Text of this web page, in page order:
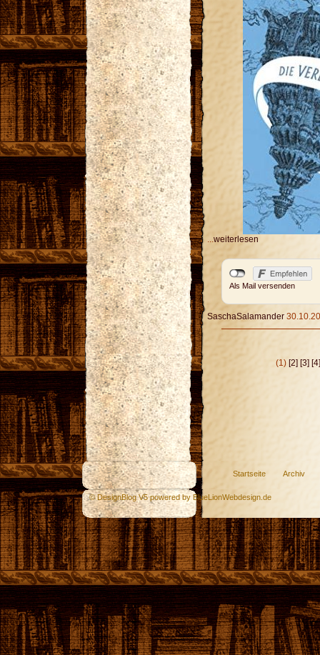
weiterlesen
Als Mail versenden
SaschaSalamander
(1) [2] [3] [4]
Startseite Archiv
© DesignBlog V5 powered by BlueLionWebdesign.de